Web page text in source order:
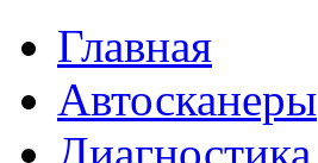
Главная
Автосканеры